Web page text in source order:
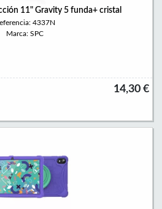
11" Gravity 5 funda+ cristal
4337N
Marca: SPC
14,30 €